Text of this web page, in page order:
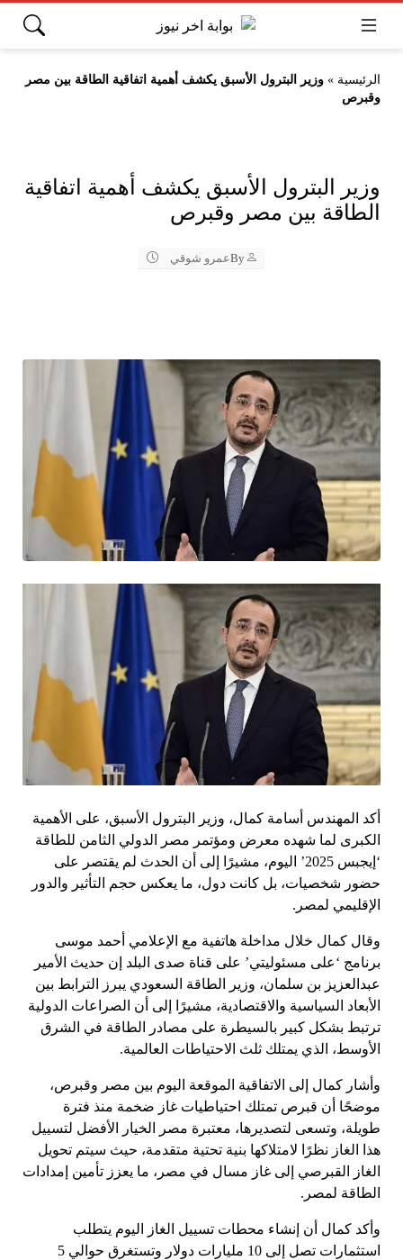
الرئيسية » وزير البترول الأسبق يكشف أهمية اتفاقية الطاقة بين مصر
وقبرص
وزير البترول الأسبق يكشف أهمية اتفاقية
الطاقة بين مصر وقبرص
Byعمرو شوقي
أكد المهندس أسامة كمال، وزير البترول الأسبق، على الأهمية
الكبرى لما شهده معرض ومؤتمر مصر الدولي الثامن للطاقة
‘إيجبس 2025’ اليوم، مشيرًا إلى أن الحدث لم يقتصر على
حضور شخصيات، بل كانت دول، ما يعكس حجم التأثير والدور
الإقليمي لمصر.
وقال كمال خلال مداخلة هاتفية مع الإعلامي أحمد موسى
برنامج ‘على مسئوليتي’ على قناة صدى البلد إن حديث الأمير
عبدالعزيز بن سلمان، وزير الطاقة السعودي يبرز الترابط بين
الأبعاد السياسية والاقتصادية، مشيرًا إلى أن الصراعات الدولية
ترتبط بشكل كبير بالسيطرة على مصادر الطاقة في الشرق
الأوسط، الذي يمتلك ثلث الاحتياطات العالمية.
وأشار كمال إلى الاتفاقية الموقعة اليوم بين مصر وقبرص،
موضحًا أن قبرص تمتلك احتياطيات غاز ضخمة منذ فترة
طويلة، وتسعى لتصديرها، معتبرة مصر الخيار الأفضل لتسييل
هذا الغاز نظرًا لامتلاكها بنية تحتية متقدمة، حيث سيتم تحويل
الغاز القبرصي إلى غاز مسال في مصر، ما يعزز تأمين إمدادات
الطاقة لمصر.
وأكد كمال أن إنشاء محطات تسييل الغاز اليوم يتطلب
استثمارات تصل إلى 10 مليارات دولار وتستغرق حوالي 5